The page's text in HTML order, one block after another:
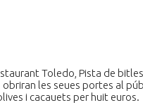
Toledo, Pista de
les seues portes al
i cacauets per huit euros.